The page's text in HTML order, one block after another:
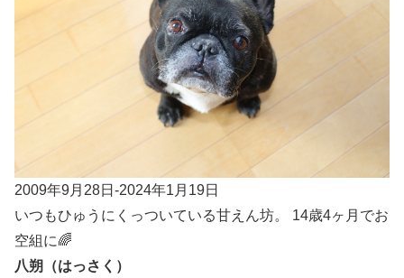
2009年9月28日-2024年1月19日
いつもひゅうにくっついている甘えん坊。 14歳4ヶ月でお
空組に🌈
八朔（はっさく）